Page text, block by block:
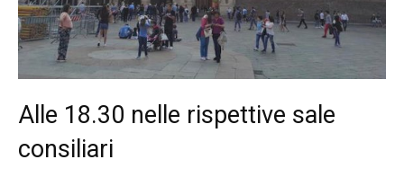
Alle 18.30 nelle rispettive sale
consiliari